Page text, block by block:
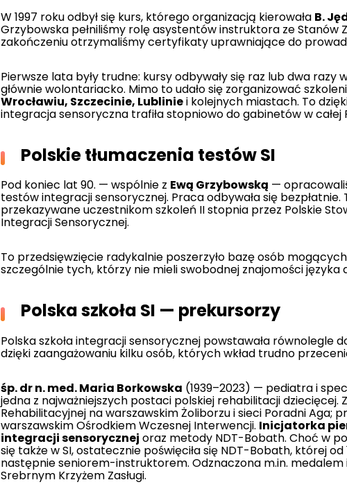
W 1997 roku odbył się kurs, którego organizacją kierowała B.
Grzybowska pełniliśmy rolę asystentów instruktora ze Stanów
zakończeniu otrzymaliśmy certyfikaty uprawniające do
Pierwsze lata były trudne: kursy odbywały się raz lub dwa
głównie wolontariacko. Mimo to udało się zorganizować
Wrocławiu, Szczecinie, Lubliniei kolejnych miastach. To
integracja sensoryczna trafiła stopniowo do gabinetów w całej
Polskie tłumaczenia testów SI
Pod koniec lat 90. — wspólnie z Ewą Grzybowską —
testów integracji sensorycznej. Praca odbywała się bezpłatnie.
przekazywane uczestnikom szkoleń II stopnia przez Polskie
Integracji Sensorycznej.
To przedsięwzięcie radykalnie poszerzyło bazę osób
szczególnie tych, którzy nie mieli swobodnej znajomości języka
Polska szkoła SI — prekursorzy
Polska szkoła integracji sensorycznej powstawała równolegle
dzięki zaangażowaniu kilku osób, których wkład trudno
śp. dr n. med. Maria Borkowska (1939–2023) — pediatra i
jedna z najważniejszych postaci polskiej rehabilitacji dziecięcej.
Rehabilitacyjnej na warszawskim Żoliborzu i sieci Poradni Aga;
warszawskim Ośrodkiem Wczesnej Interwencji. Inicjatorka
integracji sensorycznej oraz metody NDT-Bobath. Choć w
się także w SI, ostatecznie poświęciła się NDT-Bobath, której
następnie seniorem-instruktorem. Odznaczona m.in. medalem
Srebrnym Krzyżem Zasługi.